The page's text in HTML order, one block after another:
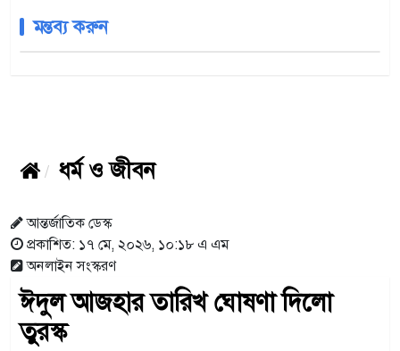
মন্তব্য করুন
ধর্ম ও জীবন
আন্তর্জাতিক ডেস্ক
প্রকাশিত: ১৭ মে, ২০২৬, ১০:১৮ এ এম
অনলাইন সংস্করণ
ঈদুল আজহার তারিখ ঘোষণা দিলো
তুরস্ক